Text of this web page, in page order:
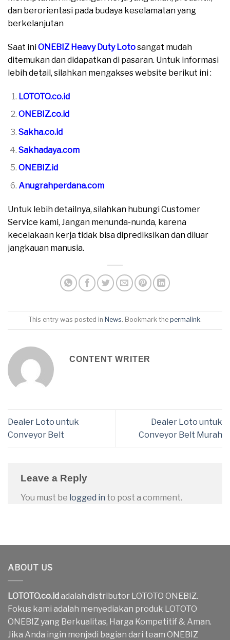
dan berorientasi pada budaya keselamatan yang
berkelanjutan
Saat iniONEBIZ Heavy Duty Lotosangat mudah
ditemukan dan didapatkan di pasaran. Untuk informasi
lebih detail, silahkan mengakses website berikut ini :
LOTOTO.co.id
ONEBIZ.co.id
Sakha.co.id
Sakhadaya.com
ONEBIZ.id
Anugrahperdana.com
Untuk lebih detailnya, silahkan hubungi Customer
Service kami, Jangan menunda-nunda, karena
kecelakaan kerja tidak bisa diprediksikan dan diluar
jangkauan manusia.
This entry was posted in News. Bookmark the permalink.
CONTENT WRITER
Dealer Loto untuk
Conveyor Belt
Dealer Loto untuk
Conveyor Belt Murah
Leave a Reply
You must be logged in to post a comment.
ABOUT US
LOTOTO.co.idadalah distributor LOTOTO ONEBIZ.
Fokus kami adalah menyediakan produk LOTOTO
ONEBIZ yang Berkualitas, Harga Kompetitif & Aman.
Jika Anda ingin menjadi bagian dari team ONEBIZ